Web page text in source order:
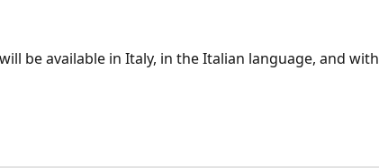
be available in Italy, in the Italian language, and with